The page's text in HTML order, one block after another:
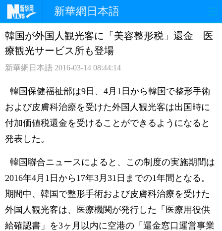
新華網日本語
ホームページ 政治 経済
観光 評論 写真
中日対訳
韓国が外国人観光客に「美容整形税」還金 医
療観光サービス所も登場
新華網日本語 2016-03-14 08:44:14
韓国保健福祉部は9日、4月1日から韓国で整形手術
および皮膚科治療を受けた外国人観光客は出国時に
付加価値税還金を受けることができるようになると
発表した。
韓国聯合ニュースによると、この制度の実施期間は
2016年4月1日から17年3月31日までの1年間となる。
期間中、韓国で整形手術および皮膚科治療を受けた
外国人観光客は、医療機関が発行した「医療用役供
給確認書」を3ヶ月以内に空港の「還金窓口運営事業